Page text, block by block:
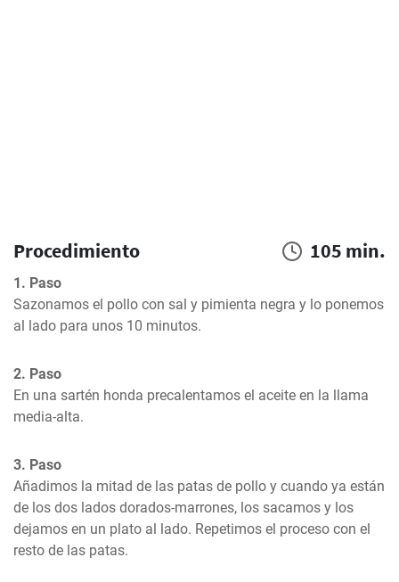
Procedimiento 105 min.
1. Paso
Sazonamos el pollo con sal y pimienta negra y lo ponemos
al lado para unos 10 minutos.
2. Paso
En una sartén honda precalentamos el aceite en la llama
media-alta.
3. Paso
Añadimos la mitad de las patas de pollo y cuando ya están
de los dos lados dorados-marrones, los sacamos y los
dejamos en un plato al lado. Repetimos el proceso con el
resto de las patas.